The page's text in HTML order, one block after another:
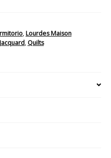
,Lourdes Maison
, Quilts